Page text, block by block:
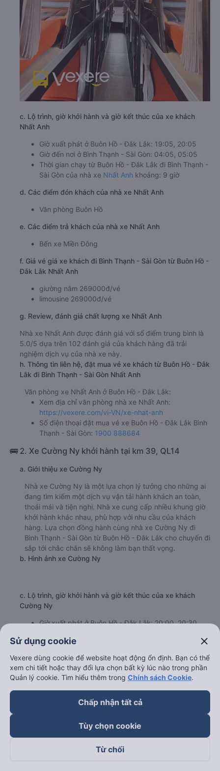
c. Lộ trình, giờ khởi hành và giờ kết thúc của xe khách
Nhất Anh
Giờ xuất phát ở Buôn Hồ - Đắk Lắk: 19:05, 20:05
Giờ đến nơi ở Bình Thạnh - Sài Gòn: 04:05, 05:05
Thời gian chạy từ Buôn Hồ - Đắk Lắk đi Bình Thạnh -
Sài Gòn của nhà xe Nhất Anh khoảng: 9 giờ
d. Các điểm đón khách của nhà xe Nhất Anh
Văn phòng Buôn Hồ
e. Các điểm trả khách của nhà xe Nhất Anh
Bến xe Miền Đông
f. Giá vé giá xe khách đi Bình Thạnh - Sài Gòn từ Buôn Hồ -
Đắk Lắk Nhất Anh
giường nằm 269000đ/vé
limousine 269000đ/vé
g. Review, đánh giá chất lượng xe Nhất Anh
Nhà xe Nhất Anh được đánh giá với số điểm trung bình là
5.0/5 dựa trên 102 đánh giá của khách hàng đã trải
nghiệm dịch vụ của nhà xe này.
h. Thông tin liên hệ, đặt mua vé xe khách từ Buôn Hồ - Đắk
Lắk đi Bình Thạnh - Sài Gòn Nhất Anh
Văn phòng xe Nhất Anh ở Buôn Hồ - Đắk Lắk:
Xem địa chỉ văn phòng nhà xe Nhất Anh:
https://vexere.com/vi-VN/xe-nhat-anh
Số điện thoại đặt mua vé xe Buôn Hồ - Đắk Lắk Bình
Thạnh - Sài Gòn: 1900 888684
🚌 2. Xe Cường Ny khởi hành tại km 39, QL14
a. Giới thiệu xe Cường Ny
Nhà xe Cường Ny là một lựa chọn lý tưởng cho những ai
đang tìm kiếm một dịch vụ vận tải hành khách an toàn,
thoải mái và tiện nghi. Nhà xe cung cấp nhiều khung giờ
khởi hành khác nhau, phù hợp với nhu cầu của khách
hàng. Lựa chọn đồng hành cùng nhà xe Cường Ny đi
Bình Thạnh - Sài Gòn từ Buôn Hồ - Đắk Lắk cho chuyến đi
sắp tới chắc chắn sẽ không làm bạn thất vọng.
b. Hình ảnh xe Cường Ny
c. Lộ trình, giờ khởi hành và giờ kết thúc của xe khách
Sử dụng cookie close
Vexere dùng cookie để website hoạt động ổn định. Bạn có thể
xem chi tiết hoặc thay đổi lựa chọn bất kỳ lúc nào trong phần
Quản lý cookie. Tìm hiểu thêm trong Chính sách Cookie.
Chấp nhận tất cả
Tùy chọn cookie
Từ chối